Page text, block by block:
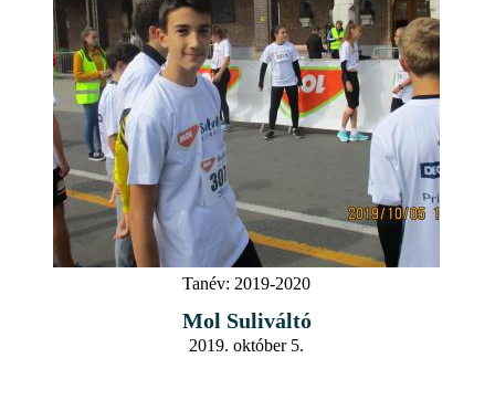
Tanév: 2019-2020
Mol Suliváltó
2019. október 5.